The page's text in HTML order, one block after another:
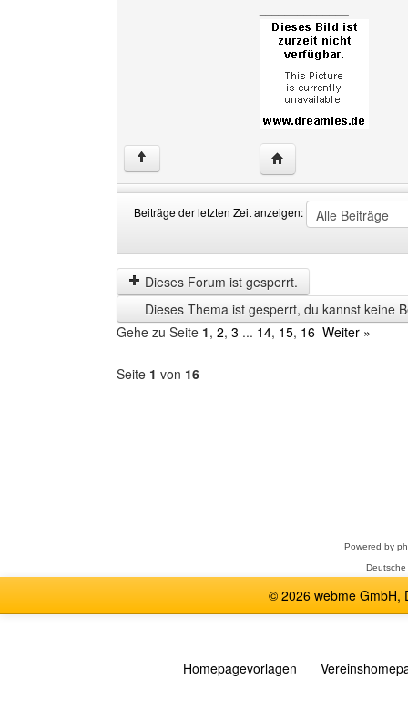
↑ Website dieses
Beiträge der letzten Zeit anzeigen:
der
letzten
Zeit
anzeigen
by
Dieses Forum ist gesperrt.
Dieses Thema ist gesperrt, du kannst keine
Gehe zu Seite 1, 2, 3 ... 14, 15, 16 Weiter »
Seite 1 von 16
Powered by
© 2026 webme GmbH,
Homepagevorlagen